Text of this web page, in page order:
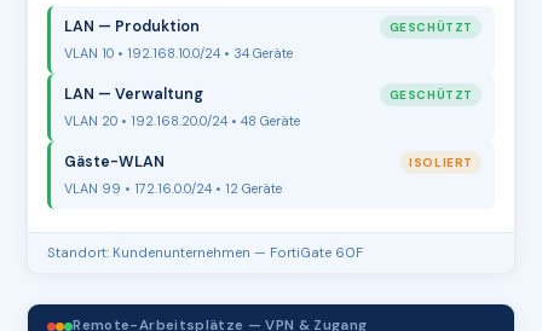
LAN — Produktion GESCHÜTZT
VLAN 10 • 192.168.10.0/24 • 34 Geräte
LAN — Verwaltung GESCHÜTZT
VLAN 20 • 192.168.20.0/24 • 48 Geräte
Gäste-WLAN ISOLIERT
VLAN 99 • 172.16.0.0/24 • 12 Geräte
Standort: Kundenunternehmen — FortiGate 60F
Remote-Arbeitsplätze — VPN & Zugang